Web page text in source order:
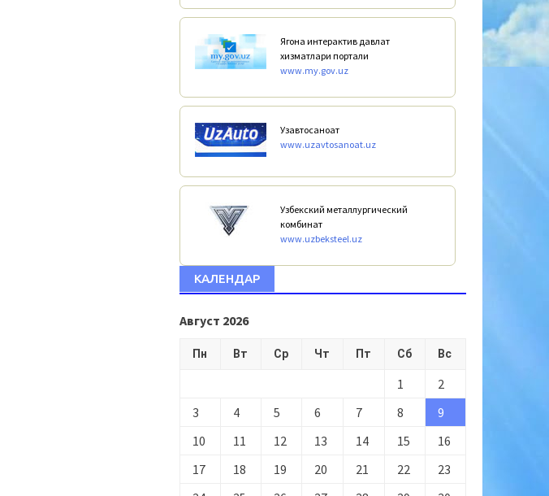
Ягона интерактив давлат
хизматлари портали
www.my.gov.uz
Узавтосаноат
www.uzavtosanoat.uz
Узбекский металлургический
комбинат
www.uzbeksteel.uz
КАЛЕНДАР
Август 2026
Пн Вт Ср Чт Пт Сб Вс
1
2
3
4 5 6 7 8
9
10
11 12 13 14 15
16
17
18 19 20 21 22
23